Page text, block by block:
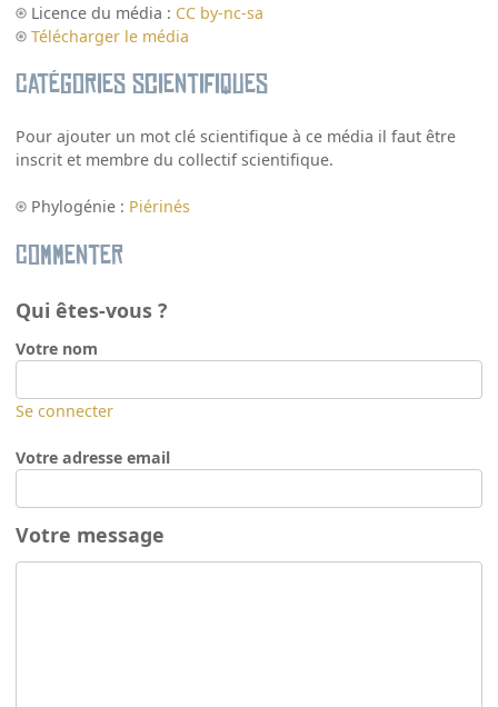
Licence du média : CC by-nc-sa
Télécharger le média
Catégories scientifiques
Pour ajouter un mot clé scientifique à ce média il faut être
inscrit et membre du collectif scientifique.
Phylogénie : Piérinés
Commenter
Qui êtes-vous ?
Votre nom
Se connecter
Votre adresse email
Votre message